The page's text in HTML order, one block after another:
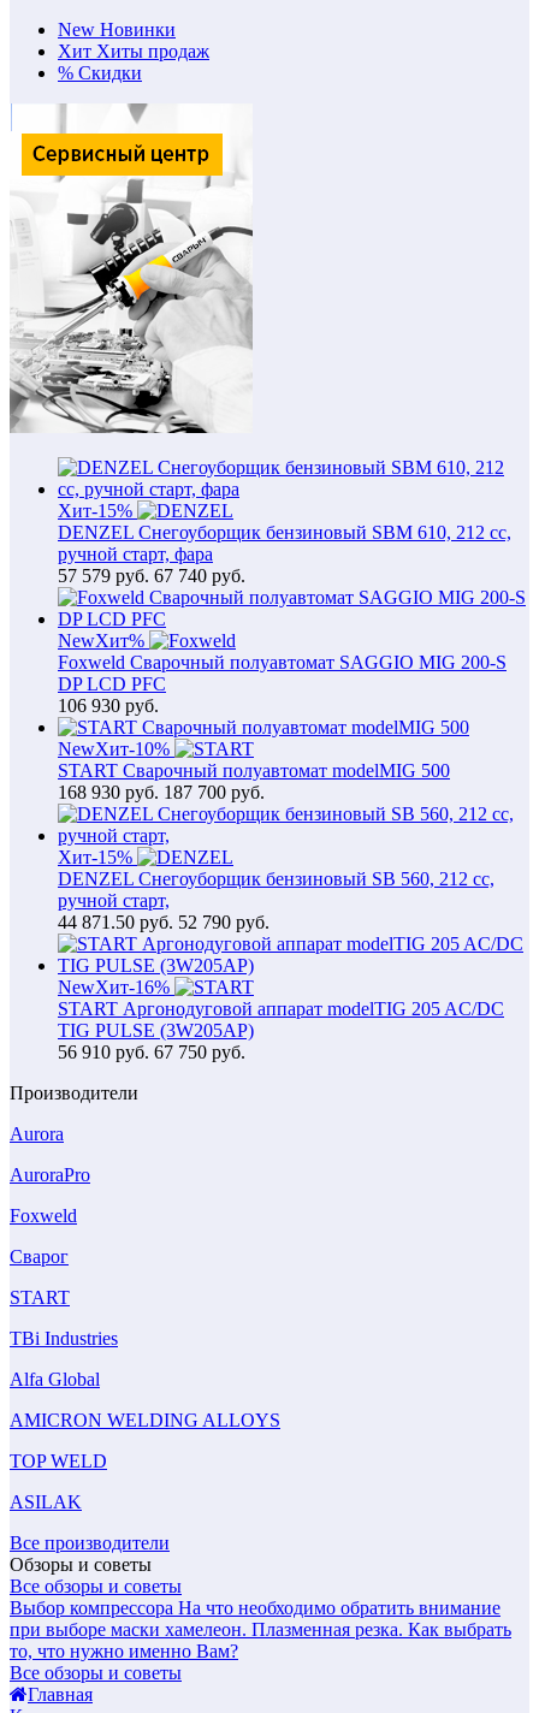
New Новинки
Хит Хиты продаж
% Скидки
Хит-15%
DENZEL Снегоуборщик бензиновый SBM 610, 212 cc,
ручной старт, фара
57 579 руб. 67 740 руб.
NewХит%
Foxweld Сварочный полуавтомат SAGGIO MIG 200-S
DP LCD PFC
106 930 руб.
NewХит-10%
START Сварочный полуавтомат modelMIG 500
168 930 руб. 187 700 руб.
Хит-15%
DENZEL Снегоуборщик бензиновый SB 560, 212 cc,
ручной старт,
44 871.50 руб. 52 790 руб.
NewХит-16%
START Аргонодуговой аппарат modelTIG 205 AC/DC
TIG PULSE (3W205AP)
56 910 руб. 67 750 руб.
Производители
Aurora
AuroraPro
Foxweld
Сварог
START
TBi Industries
Alfa Global
AMICRON WELDING ALLOYS
TOP WELD
ASILAK
Все производители
Обзоры и советы
Все обзоры и советы
Выбор компрессора На что необходимо обратить внимание
при выборе маски хамелеон. Плазменная резка. Как выбрать
то, что нужно именно Вам?
Все обзоры и советы
Главная